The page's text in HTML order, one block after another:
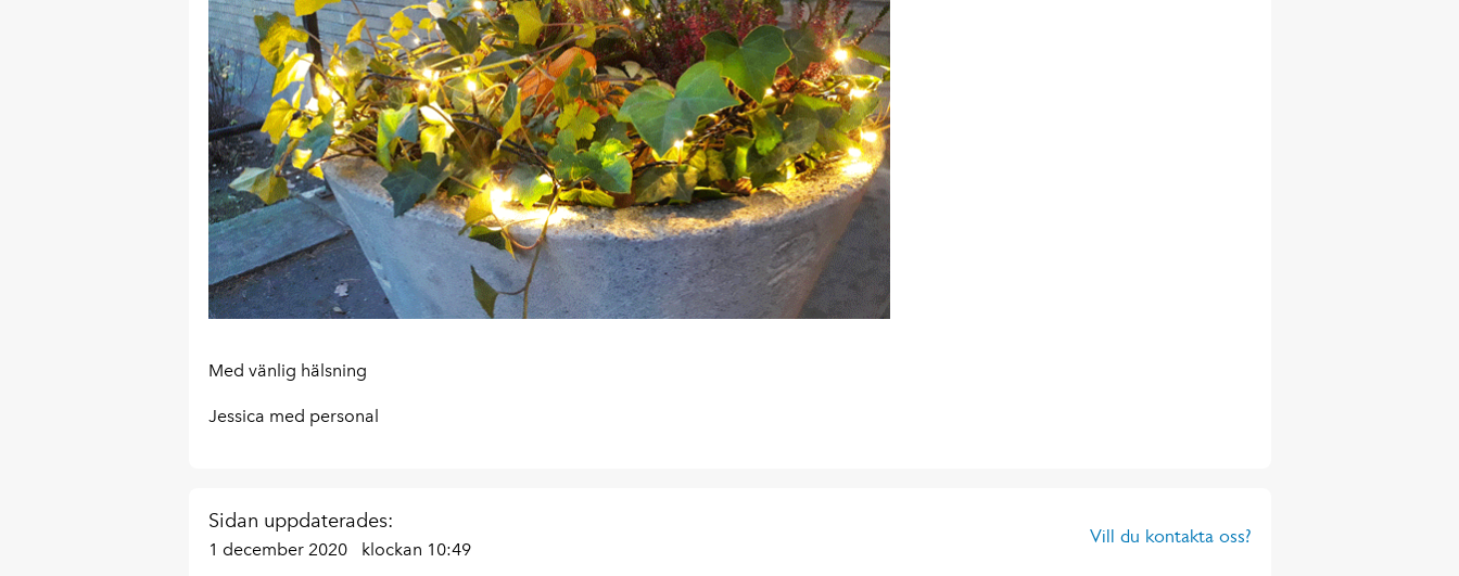
Med vänlig hälsning
Jessica med personal
Sidan uppdaterades:
1 december 2020 klockan 10:49
Vill du kontakta oss?